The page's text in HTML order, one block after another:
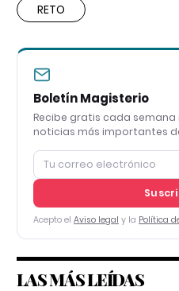
RETO
Boletín Magisterio
Recibe gratis cada
noticias más importantes
Acepto el Aviso legal y la Política
LAS MÁS LEÍDAS